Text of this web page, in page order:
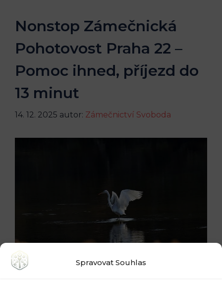
Spravovat Souhlas
Nonstop Zámečnická
Pohotovost Praha 22 –
Pomoc ihned, příjezd do
13 minut
14. 12. 2025 autor: Zámečnictví Svoboda